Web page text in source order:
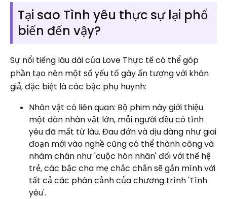
Tại sao Tình yêu thực sự lại phổ
biến đến vậy?
Sự nổi tiếng lâu dài của Love Thực tế có thể góp
phần tạo nên một số yếu tố gây ấn tượng với khán
giả, đặc biệt là các bậc phụ huynh:
Nhân vật có liên quan: Bộ phim này giới thiệu
một dàn nhân vật lớn, mỗi người đều có tình
yêu đã mất từ ​​​​lâu. Đau đớn và dịu dàng như giai
đoạn mới vào nghề cũng có thể thành công và
nhàm chán như 'cuộc hôn nhân' đối với thế hệ
trẻ, các bậc cha mẹ chắc chắn sẽ gắn mình với
tất cả các phân cảnh của chương trình 'Tình
yêu'.